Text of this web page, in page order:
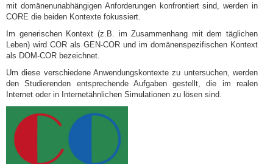
mit domänenunabhängigen Anforderungen konfrontiert sind, werden in
CORE die beiden Kontexte fokussiert.
Im generischen Kontext (z.B. im Zusammenhang mit dem täglichen
Leben) wird COR als GEN-COR und im domänenspezifischen Kontext
als DOM-COR bezeichnet.
Um diese verschiedene Anwendungskontexte zu untersuchen, werden
den Studierenden entsprechende Aufgaben gestellt, die im realen
Internet oder in Internetähnlichen Simulationen zu lösen sind.